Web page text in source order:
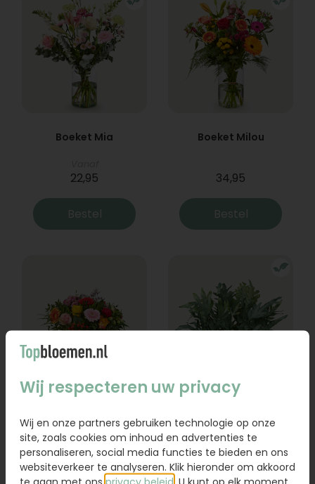
Boeket Mia
22,95
Bestel
Boeket Milou
34,95
Bestel
Vanaf
18,95
Bestel
16,95
Bestel
Wij respecteren uw privacy
Wij en onze partners gebruiken technologie op onze
site, zoals cookies om inhoud en advertenties te
personaliseren, social media functies te bieden en ons
websiteverkeer te analyseren. Klik hieronder om akkoord